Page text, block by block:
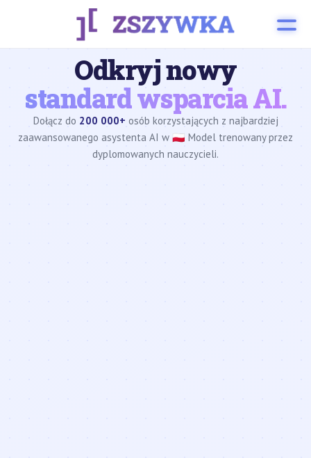
Odkryj nowy
standard wsparcia AI.
Dołącz do 200 000+ osób korzystających z najbardziej
zaawansowanego asystenta AI w 🇵🇱 Model trenowany przez
dyplomowanych nauczycieli.